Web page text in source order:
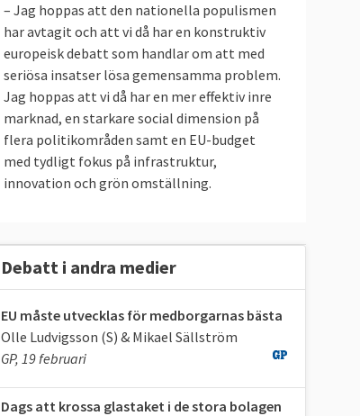
– Jag hoppas att den nationella populismen
har avtagit och att vi då har en konstruktiv
europeisk debatt som handlar om att med
seriösa insatser lösa gemensamma problem.
Jag hoppas att vi då har en mer effektiv inre
marknad, en starkare social dimension på
flera politikområden samt en EU-budget
med tydligt fokus på infrastruktur,
innovation och grön omställning.
Debatt i andra medier
EU måste utvecklas för medborgarnas bästa
Olle Ludvigsson (S) & Mikael Sällström
GP, 19 februari
Dags att krossa glastaket i de stora bolagen